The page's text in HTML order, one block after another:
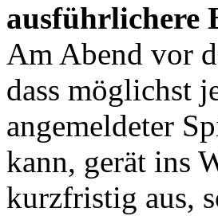
ausführlichere
Am Abend vor
dass möglichst
angemeldeter
kann, gerät ins
kurzfristig aus,